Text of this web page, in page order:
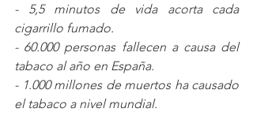
- 5,5 minutos de vida acorta cada
cigarrillo fumado.
- 60.000 personas fallecen a causa del
tabaco al año en España.
- 1.000 millones de muertos ha causado
el tabaco a nivel mundial.